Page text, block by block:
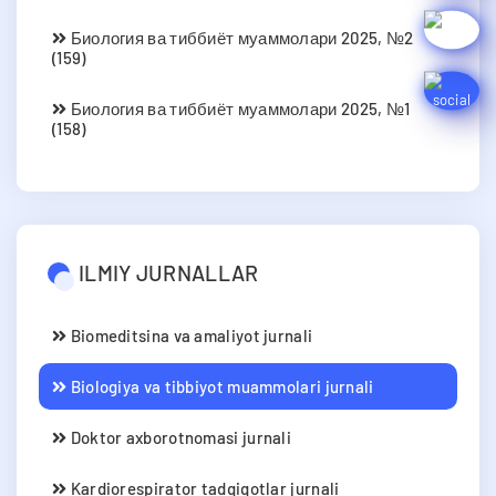
Биология ва тиббиёт муаммолари 2025, №2
(159)
Биология ва тиббиёт муаммолари 2025, №1
(158)
ILMIY JURNALLAR
Biomeditsina va amaliyot jurnali
Biologiya va tibbiyot muammolari jurnali
Doktor axborotnomasi jurnali
Kardiorespirator tadqiqotlar jurnali